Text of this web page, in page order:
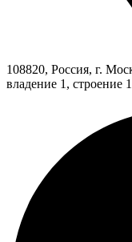
108820, Россия, г.
владение 1, строение 1